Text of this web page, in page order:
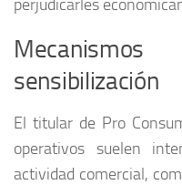
perjudicarles
sensibilización
El titular de Pro
operativos suelen
actividad comercial,